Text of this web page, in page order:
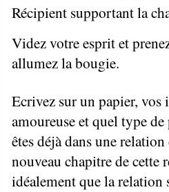
Récipient supportant la
Videz votre esprit et
allumez la bougie.
Ecrivez sur un papier,
amoureuse et quel type
êtes déjà dans une
nouveau chapitre de cette
idéalement que la relation